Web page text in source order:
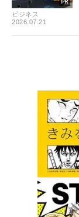
ビジネス
2026.07.21